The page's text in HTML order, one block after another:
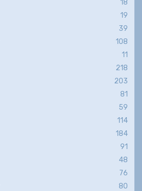
18
19
39
108
11
218
203
81
59
114
184
91
48
76
80